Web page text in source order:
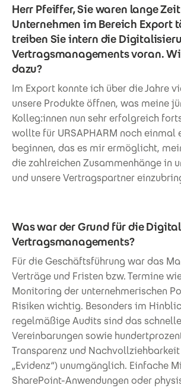
Herr Pfeiffer, Sie waren lange
Unternehmen im Bereich Export
treiben Sie intern die
Vertragsmanagements voran.
dazu?
Im Export konnte ich über die Jahre
unsere Produkte öffnen, was meine
Kolleg:innen nun sehr erfolgreich
wollte für URSAPHARM noch einmal
beginnen, das es mir ermöglicht,
die zahlreichen Zusammenhänge in
und unsere Vertragspartner
Was war der Grund für die
Vertragsmanagements?
Für die Geschäftsführung war das
Verträge und Fristen bzw. Termine
Monitoring der unternehmerischen
Risiken wichtig. Besonders im
regelmäßige Audits sind das
Vereinbarungen sowie
Transparenz und
„Evidenz“) unumgänglich. Einfache
SharePoint-Anwendungen oder